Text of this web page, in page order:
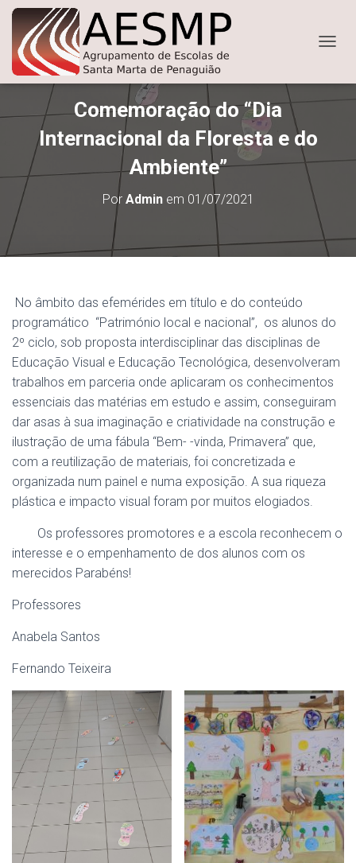
Comemoração do “Dia
Internacional da Floresta e do
Ambiente”
Por Adminem 01/07/2021
No âmbito das efemérides em título e do conteúdo
programático “Património local e nacional”, os alunos do
2º ciclo, sob proposta interdisciplinar das disciplinas de
Educação Visual e Educação Tecnológica, desenvolveram
trabalhos em parceria onde aplicaram os conhecimentos
essenciais das matérias em estudo e assim, conseguiram
dar asas à sua imaginação e criatividade na construção e
ilustração de uma fábula “Bem- -vinda, Primavera” que,
com a reutilização de materiais, foi concretizada e
organizada num painel e numa exposição. A sua riqueza
plástica e impacto visual foram por muitos elogiados.
Os professores promotores e a escola reconhecem o
interesse e o empenhamento de dos alunos com os
merecidos Parabéns!
Professores
Anabela Santos
Fernando Teixeira